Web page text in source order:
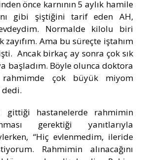
önce karnının 5 aylık hamile
gibi şiştiğini tarif eden AH,
Normalde kilolu biri
Ama bu süreçte iştahım
Ancak birkaç ay sonra çok sık
başladım. Böyle olunca doktora
çok büyük miyom
gittiği hastanelerde rahmimin
gerektiği yanıtlarıyla
“Hiç evlenmedim, ileride
Rahmimin alınacağını